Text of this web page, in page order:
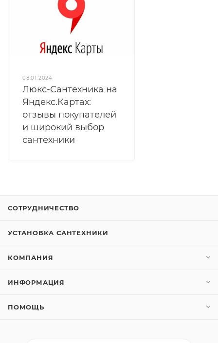
08.01.2024
Люкс-Сантехника на
Яндекс.Картах:
отзывы покупателей
и широкий выбор
сантехники
СОТРУДНИЧЕСТВО
УСТАНОВКА САНТЕХНИКИ
КОМПАНИЯ
ИНФОРМАЦИЯ
ПОМОЩЬ